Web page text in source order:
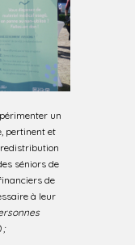
un
pertinent et
séniors de
de
à leur
;